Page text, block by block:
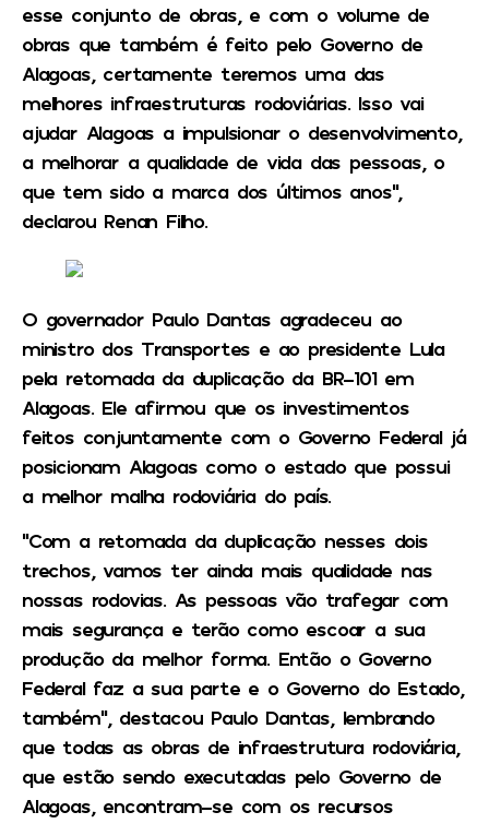
esse conjunto de obras, e com o volume de
obras que também é feito pelo Governo de
Alagoas, certamente teremos uma das
melhores infraestruturas rodoviárias. Isso vai
ajudar Alagoas a impulsionar o desenvolvimento,
a melhorar a qualidade de vida das pessoas, o
que tem sido a marca dos últimos anos”,
declarou Renan Filho.
O governador Paulo Dantas agradeceu ao
ministro dos Transportes e ao presidente Lula
pela retomada da duplicação da BR-101 em
Alagoas. Ele afirmou que os investimentos
feitos conjuntamente com o Governo Federal já
posicionam Alagoas como o estado que possui
a melhor malha rodoviária do país.
“Com a retomada da duplicação nesses dois
trechos, vamos ter ainda mais qualidade nas
nossas rodovias. As pessoas vão trafegar com
mais segurança e terão como escoar a sua
produção da melhor forma. Então o Governo
Federal faz a sua parte e o Governo do Estado,
também”, destacou Paulo Dantas, lembrando
que todas as obras de infraestrutura rodoviária,
que estão sendo executadas pelo Governo de
Alagoas, encontram-se com os recursos